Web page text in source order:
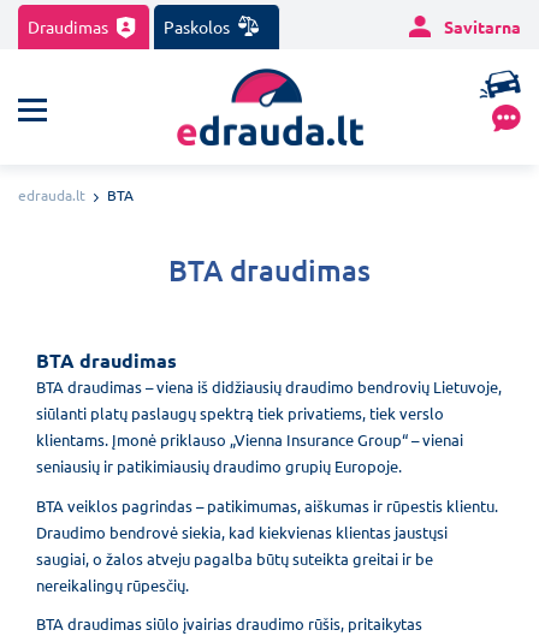
Draudimas Paskolos Savitarna
edrauda.lt BTA
BTA draudimas
BTA draudimas
BTA draudimas – viena iš didžiausių draudimo bendrovių Lietuvoje,
siūlanti platų paslaugų spektrą tiek privatiems, tiek verslo
klientams. Įmonė priklauso „Vienna Insurance Group“ – vienai
seniausių ir patikimiausių draudimo grupių Europoje.
BTA veiklos pagrindas – patikimumas, aiškumas ir rūpestis klientu.
Draudimo bendrovė siekia, kad kiekvienas klientas jaustųsi
saugiai, o žalos atveju pagalba būtų suteikta greitai ir be
nereikalingų rūpesčių.
BTA draudimas siūlo įvairias draudimo rūšis, pritaikytas